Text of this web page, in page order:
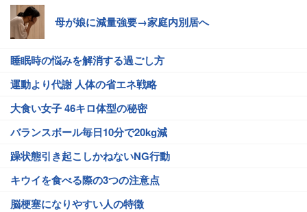
母が娘に減量強要→家庭内別居へ
睡眠時の悩みを解消する過ごし方
運動より代謝 人体の省エネ戦略
大食い女子 46キロ体型の秘密
バランスボール毎日10分で20kg減
躁状態引き起こしかねないNG行動
キウイを食べる際の3つの注意点
脳梗塞になりやすい人の特徴